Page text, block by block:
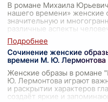
В романе Михаила
нашего времени» женские
значительную и
различные аспекты
социального у
Сочинение женские
времени М. Ю. Лермонтова
Женские образы в романе
Ю. Лермонтова играют
и раскрытии характеров
создаёт яркие и